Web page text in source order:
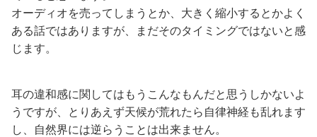
オーディオを売ってしまうとか、大きく縮小するとかよく
ある話ではありますが、まだそのタイミングではないと感
じます。
耳の違和感に関してはもうこんなもんだと思うしかないよ
うですが、とりあえず天候が荒れたら自律神経も乱れます
し、自然界には逆らうことは出来ません。